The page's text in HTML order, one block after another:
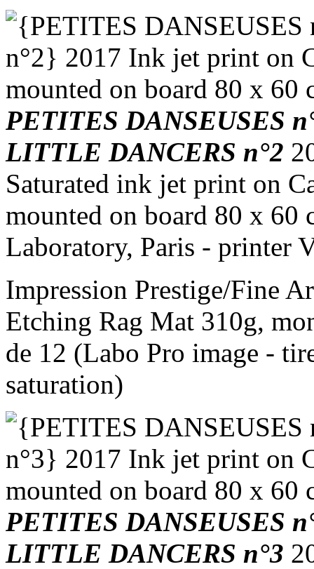
PETITES DANSEUSES
LITTLE DANCERS n°2
Saturated ink jet print on
mounted on board 80 x 60
Laboratory, Paris - printer
Impression Prestige/Fine
Etching Rag Mat 310g,
de 12 (Labo Pro image -
saturation)
PETITES DANSEUSES
LITTLE DANCERS n°3